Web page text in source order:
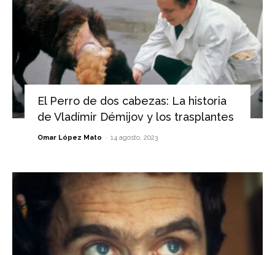
El Perro de dos cabezas: La historia
de Vladímir Démijov y los trasplantes
Omar López Mato - 14 agosto, 2023